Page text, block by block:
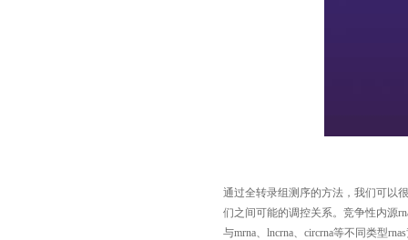
通过全转录组测序的方法，我们可以
们之间可能的调控关系。竞争性内源rna
与mrna、lncrna、circrna等不同类型